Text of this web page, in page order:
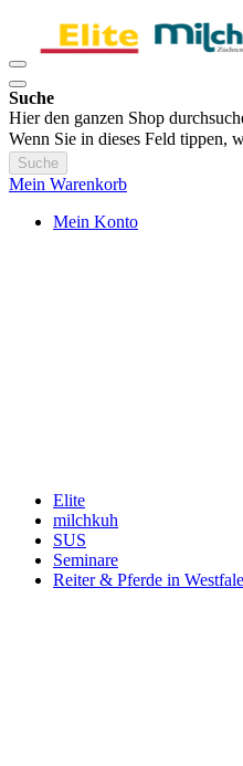
Suche
Hier den ganzen Shop
Wenn Sie in dieses Feld tippen,
Suche
Mein Warenkorb
Mein Konto
Elite
milchkuh
SUS
Seminare
Reiter & Pferde in